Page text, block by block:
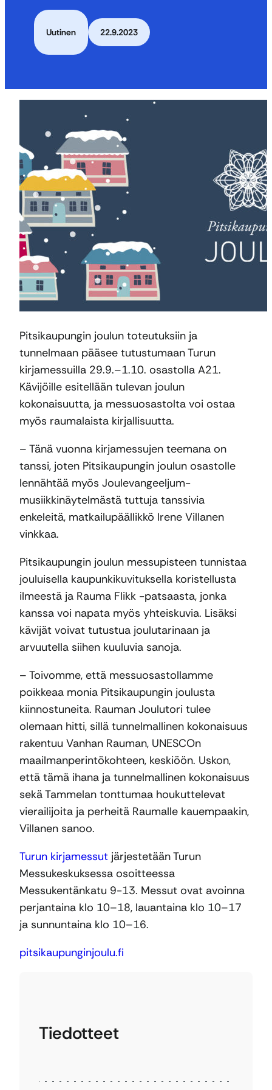
Uutinen 22.9.2023
Pitsikaupungin joulun toteutuksiin ja
tunnelmaan pääsee tutustumaan Turun
kirjamessuilla 29.9.–1.10. osastolla A21.
Kävijöille esitellään tulevan joulun
kokonaisuutta, ja messuosastolta voi ostaa
myös raumalaista kirjallisuutta.
– Tänä vuonna kirjamessujen teemana on
tanssi, joten Pitsikaupungin joulun osastolle
lennähtää myös Joulevangeeljum-
musiikkinäytelmästä tuttuja tanssivia
enkeleitä, matkailupäällikkö Irene Villanen
vinkkaa.
Pitsikaupungin joulun messupisteen tunnistaa
jouluisella kaupunkikuvituksella koristellusta
ilmeestä ja Rauma Flikk -patsaasta, jonka
kanssa voi napata myös yhteiskuvia. Lisäksi
kävijät voivat tutustua joulutarinaan ja
arvuutella siihen kuuluvia sanoja.
– Toivomme, että messuosastollamme
poikkeaa monia Pitsikaupungin joulusta
kiinnostuneita. Rauman Joulutori tulee
olemaan hitti, sillä tunnelmallinen kokonaisuus
rakentuu Vanhan Rauman, UNESCOn
maailmanperintökohteen, keskiöön. Uskon,
että tämä ihana ja tunnelmallinen kokonaisuus
sekä Tammelan tonttumaa houkuttelevat
vierailijoita ja perheitä Raumalle kauempaakin,
Villanen sanoo.
Turun kirjamessut järjestetään Turun
Messukeskuksessa osoitteessa
Messukentänkatu 9-13. Messut ovat avoinna
perjantaina klo 10–18, lauantaina klo 10–17
ja sunnuntaina klo 10–16.
pitsikaupunginjoulu.fi
Tiedotteet